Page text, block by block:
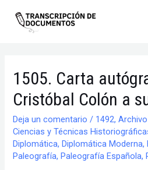
contenido
1505. Carta
Cristóbal Colón a
Deja un comentario / 1492,
Ciencias y Técnicas
Diplomática,Diplomática Moderna,
Paleografía,Paleografía Española,